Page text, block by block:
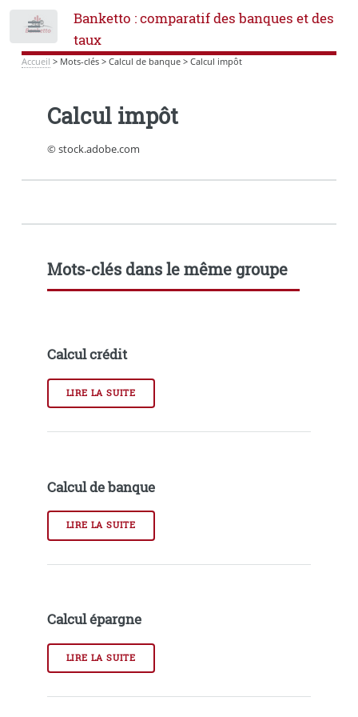
Banketto : comparatif des banques et des
taux
Accueil > Mots-clés> Calcul de banque> Calcul impôt
Calcul impôt
© stock.adobe.com
Mots-clés dans le même groupe
Calcul crédit
LIRE LA SUITE
Calcul de banque
LIRE LA SUITE
Calcul épargne
LIRE LA SUITE